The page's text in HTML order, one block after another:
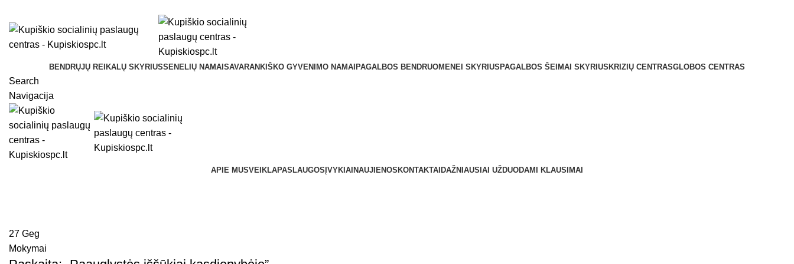
BENDRŲJŲ REIKALŲ SKYRIUSSENELIŲ NAMAI SAVARANKIŠKO GYVENIMO NAMAI PAGALBOS BENDRUOMENEI SKYRIUS PAGALBOS ŠEIMAI SKYRIUS KRIZIŲ CENTRASGLOBOS CENTRAS
Search
Navigacija
APIE MUSVEIKLAPASLAUGOS ĮVYKIAI NAUJIENOS KONTAKTAI DAŽNIAUSIAI UŽDUODAMI KLAUSIMAI
27 Geg
Mokymai